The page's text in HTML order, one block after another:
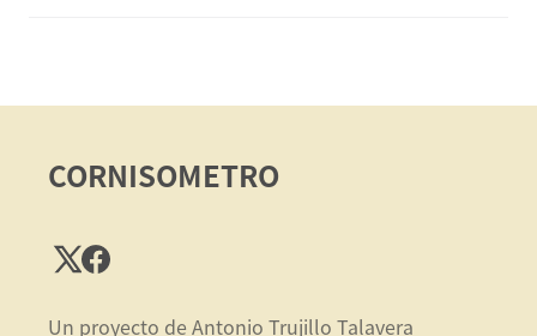
CORNISOMETRO
Un proyecto de Antonio Trujillo Talavera